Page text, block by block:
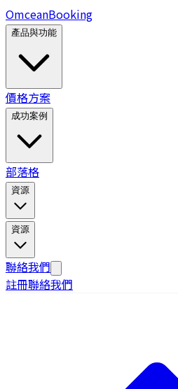
OmceanBooking
產品與功能
價格方案
成功案例
部落格
資源
資源
聯絡我們
註冊聯絡我們